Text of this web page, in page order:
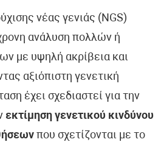
νέας γενιάς (NGS)
ανάλυση πολλών ή
με υψηλή ακρίβεια και
αξιόπιστη γενετική
έχει σχεδιαστεί για την
εκτίμηση γενετικού κινδύνου
που σχετίζονται με το